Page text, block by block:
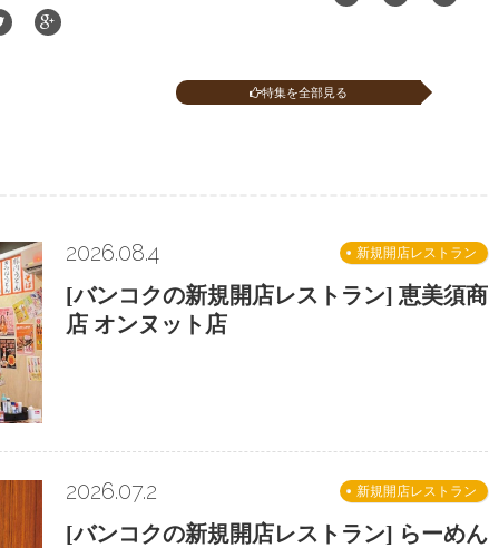
特集を全部見る
新規開店レストラン
2026.08.4
[バンコクの新規開店レストラン] 恵美須商
店 オンヌット店
新規開店レストラン
2026.07.2
[バンコクの新規開店レストラン] らーめん